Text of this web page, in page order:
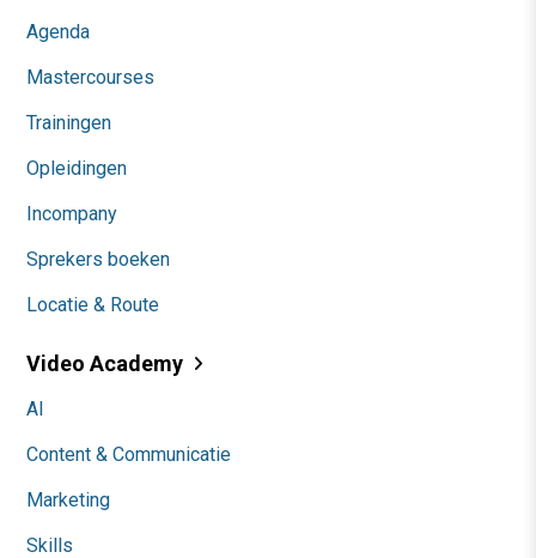
Agenda
Mastercourses
Trainingen
Opleidingen
Incompany
Sprekers boeken
Locatie & Route
Video Academy
AI
Content & Communicatie
Marketing
Skills